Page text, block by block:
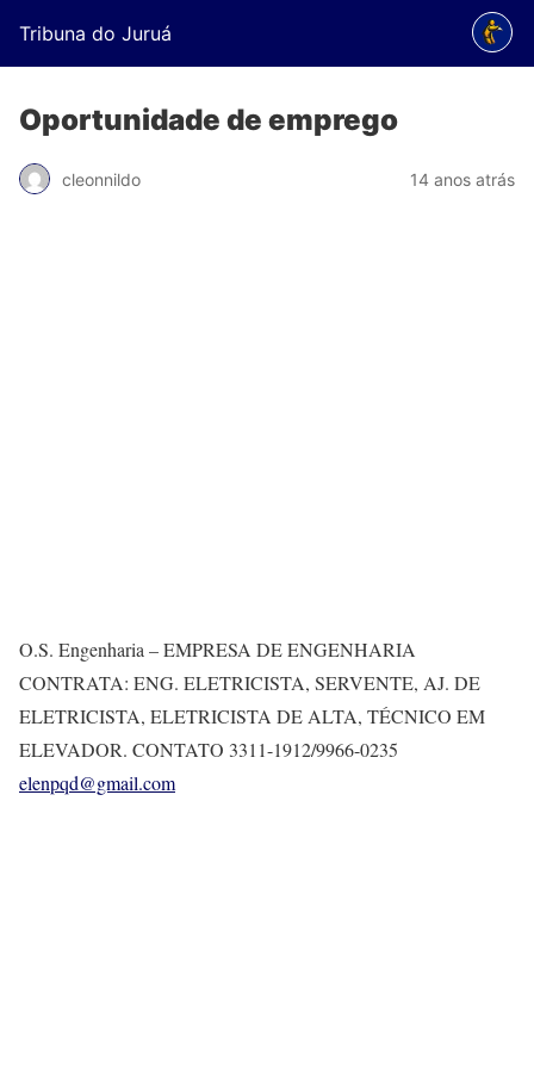
Tribuna do Juruá
Oportunidade de emprego
cleonnildo 14 anos atrás
O.S. Engenharia – EMPRESA DE ENGENHARIA
CONTRATA: ENG. ELETRICISTA, SERVENTE, AJ. DE
ELETRICISTA, ELETRICISTA DE ALTA, TÉCNICO EM
ELEVADOR. CONTATO 3311-1912/9966-0235
elenpqd@gmail.com